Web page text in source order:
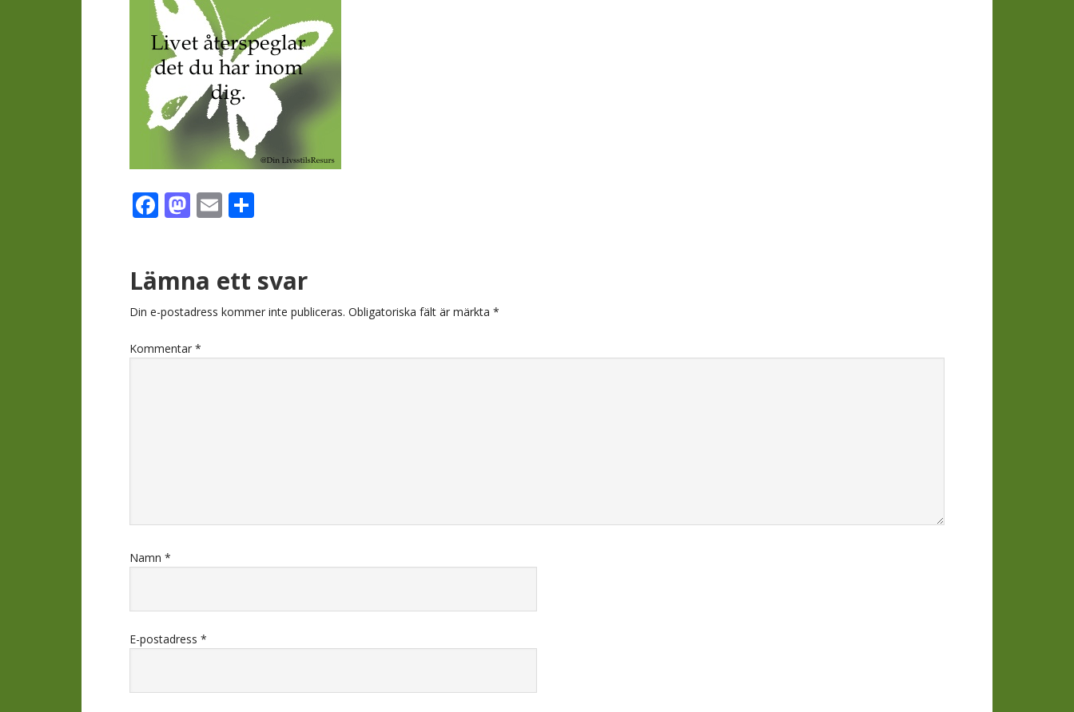
Facebook
Mastodon
Email
Läsarkommentarer
Lämna ett svar
Din e-postadress kommer inte publiceras. Obligatoriska fält är märkta *
Kommentar *
Namn *
E-postadress *